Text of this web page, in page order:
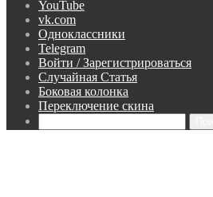
YouTube
vk.com
Одноклассники
Telegram
Войти / Зарегистрироваться
Случайная Статья
Боковая колонка
Переключение скина